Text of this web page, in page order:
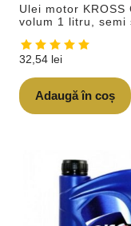
Ulei motor KROSS
volum 1 litru, semi
32,54 lei
Adaugă în coș